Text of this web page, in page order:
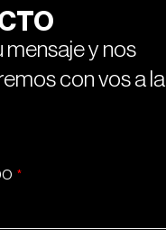
mensaje y nos
con vos a la